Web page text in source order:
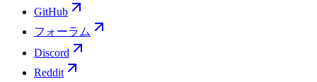
GitHub
フォーラム
Discord
Reddit